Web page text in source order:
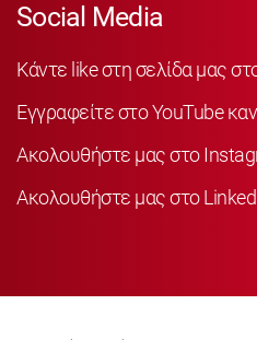
Social Media
Κάντε like στη σελίδα μας
Εγγραφείτε στο YouTube
Ακολουθήστε μας στο
Ακολουθήστε μας στο